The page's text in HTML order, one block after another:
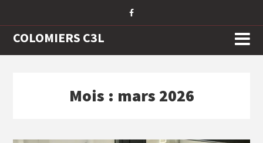
COLOMIERS C3L
Mois : mars 2026